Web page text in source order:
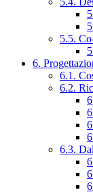
5.5.
6.
6.1.
6.2.
6.3.